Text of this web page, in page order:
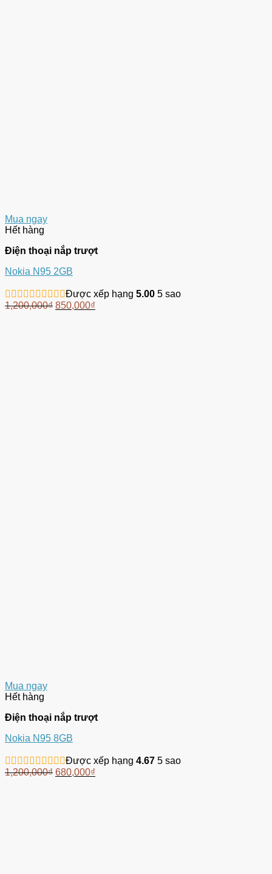
Mua ngay
Hết hàng
Điện thoại nắp trượt
Nokia N95 2GB
Được xếp hạng 5.00 5 sao
1,200,000₫ 850,000₫
Mua ngay
Hết hàng
Điện thoại nắp trượt
Nokia N95 8GB
Được xếp hạng 4.67 5 sao
1,200,000₫ 680,000₫